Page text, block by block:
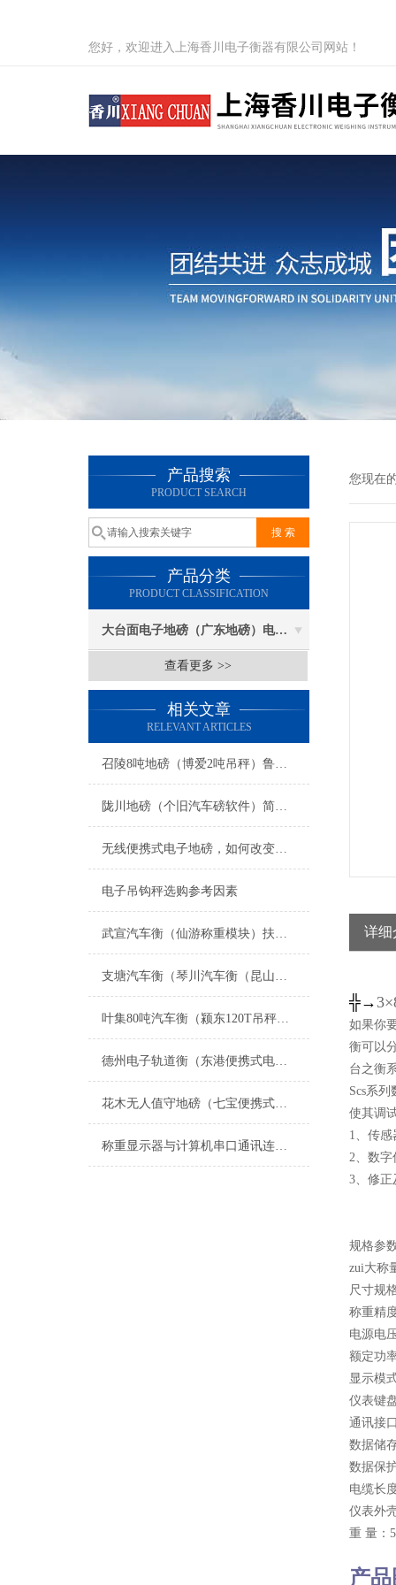
您好，欢迎进入上海香川电子衡器有限公司网站！
产品搜索
PRODUCT SEARCH
产品分类
PRODUCT CLASSIFICATION
大台面电子地磅（广东地磅）电子汽车衡
查看更多 >>
相关文章
RELEVANT ARTICLES
召陵8吨地磅（博爱2吨吊秤）鲁山电子地磅维修
陇川地磅（个旧汽车磅软件）简阳80T地磅）泸西无线便携式汽车衡维修
无线便携式电子地磅，如何改变称重方式？
电子吊钩秤选购参考因素
武宣汽车衡（仙游称重模块）扶绥防爆秤）延平便携式地磅维修
支塘汽车衡（琴川汽车衡（昆山汽车衡）千灯汽车衡）淀山湖汽车衡维修
叶集80吨汽车衡（颍东120T吊秤）舒城便携式地磅）萧县50吨地磅维修
德州电子轨道衡（东港便携式电磅）惠民移动汽车衡
花木无人值守地磅（七宝便携式汽车衡）漕泾电子秤）梅陇地磅维修
称重显示器与计算机串口通讯连接方式
您现在
详细
╬→ 3×
如果你
衡可以
台之衡
Scs系
使其调
1、传
2、数字
3、修正
规格参
zui大称
尺寸规
称重精
电源电
额定功
显示模
仪表键
通讯接
数据储
数据保
电缆长
仪表外
重 量：
产